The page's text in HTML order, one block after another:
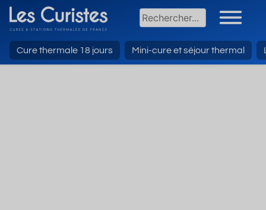
Cure thermale 18 jours Mini-cure et séjour thermal